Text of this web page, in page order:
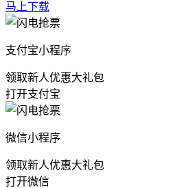
马上下载
支付宝小程序
领取新人优惠大礼包
打开支付宝
微信小程序
领取新人优惠大礼包
打开微信